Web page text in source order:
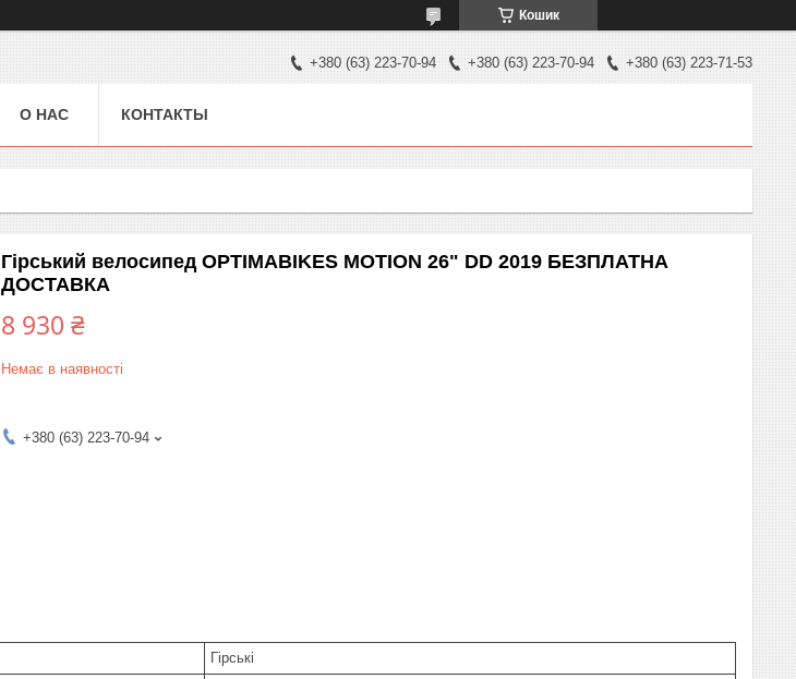
Кошик
+380 (63) 223-70-94 +380 (63) 223-70-94 +380 (63) 223-71-53
О НАС КОНТАКТЫ
Гірський велосипед OPTIMABIKES MOTION 26" DD 2019 БЕЗПЛАТНА
ДОСТАВКА
8 930 ₴
Немає в наявності
+380 (63) 223-70-94
Гірські